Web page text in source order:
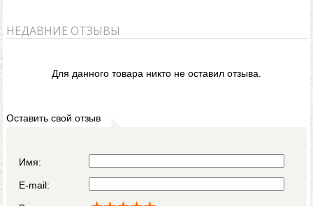
НЕДАВНИЕ ОТЗЫВЫ
Для данного товара никто не оставил отзыва.
Оставить свой отзыв
Имя:
E-mail: